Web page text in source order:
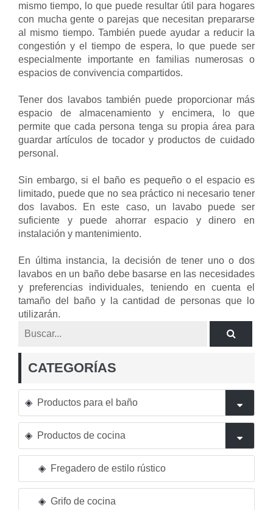
mismo tiempo, lo que puede resultar útil para hogares
con mucha gente o parejas que necesitan prepararse
al mismo tiempo. También puede ayudar a reducir la
congestión y el tiempo de espera, lo que puede ser
especialmente importante en familias numerosas o
espacios de convivencia compartidos.
Tener dos lavabos también puede proporcionar más
espacio de almacenamiento y encimera, lo que
permite que cada persona tenga su propia área para
guardar artículos de tocador y productos de cuidado
personal.
Sin embargo, si el baño es pequeño o el espacio es
limitado, puede que no sea práctico ni necesario tener
dos lavabos. En este caso, un lavabo puede ser
suficiente y puede ahorrar espacio y dinero en
instalación y mantenimiento.
En última instancia, la decisión de tener uno o dos
lavabos en un baño debe basarse en las necesidades
y preferencias individuales, teniendo en cuenta el
tamaño del baño y la cantidad de personas que lo
utilizarán.
CATEGORÍAS
Productos para el baño
Productos de cocina
Fregadero de estilo rústico
Grifo de cocina